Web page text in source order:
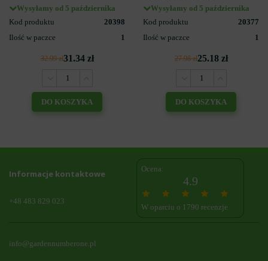
Wysyłamy od 5 października
Kod produktu
20398
Ilość w paczce
1
32.99 zł31.34 zł
DO KOSZYKA
Wysyłamy od 5 października
Kod produktu
20377
Ilość w paczce
1
27.98 zł25.18 zł
DO KOSZYKA
Informacje kontaktowe
+48 483 829 023
Ocena:
4.9
W oparciu o 1790 recenzje
info@gardennumberone.pl